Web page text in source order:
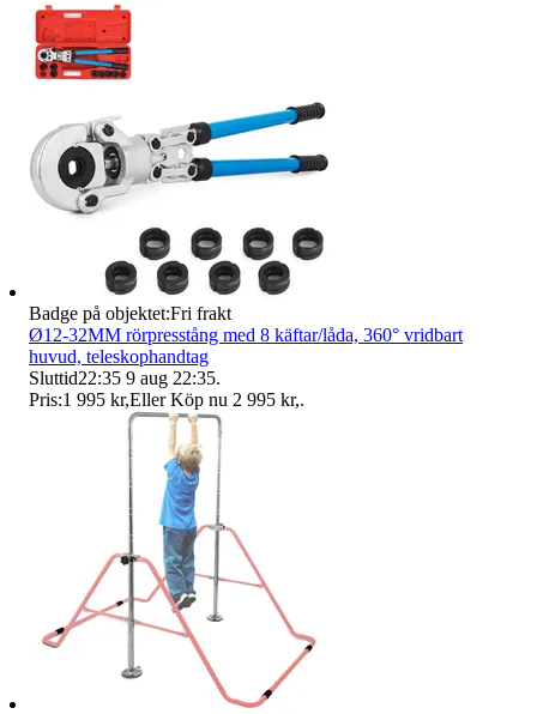
Badge på objektet:Fri frakt
Ø12-32MM rörpresstång med 8 käftar/låda, 360° vridbart
huvud, teleskophandtag
Sluttid22:35 9 aug 22:35.
Pris:1 995 kr,Eller Köp nu 2 995 kr,.